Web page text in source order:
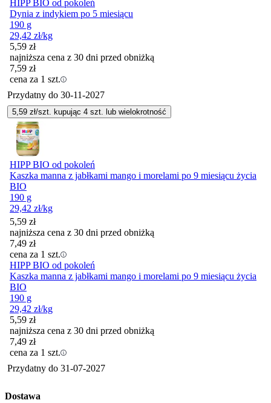
HIPP BIO od pokoleń
Dynia z indykiem po 5 miesiącu
190 g
29,42 zł/kg
5,59 zł
najniższa cena z 30 dni przed obniżką
7,59 zł
cena za 1 szt.
Przydatny do 30-11-2027
5,59 zł/szt. kupując 4 szt. lub wielokrotność
HIPP BIO od pokoleń
Kaszka manna z jabłkami mango i morelami po 9 miesiącu życia
BIO
190 g
29,42 zł/kg
5,59 zł
najniższa cena z 30 dni przed obniżką
7,49 zł
cena za 1 szt.
HIPP BIO od pokoleń
Kaszka manna z jabłkami mango i morelami po 9 miesiącu życia
BIO
190 g
29,42 zł/kg
5,59 zł
najniższa cena z 30 dni przed obniżką
7,49 zł
cena za 1 szt.
Przydatny do 31-07-2027
Dostawa